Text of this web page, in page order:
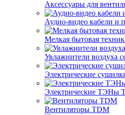
Аксессуары для
Аудио-видео кабели и
Мелкая бытовая
Увлажнители воздуха
Электрические
Электрические ТЭНы
Вентиляторы TDM